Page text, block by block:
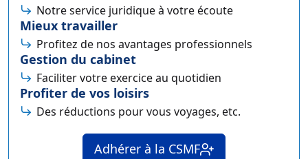
Notre service juridique à votre écoute
Mieux travailler
Profitez de nos avantages professionnels
Gestion du cabinet
Faciliter votre exercice au quotidien
Profiter de vos loisirs
Des réductions pour vous voyages, etc.
Adhérer à la CSMF